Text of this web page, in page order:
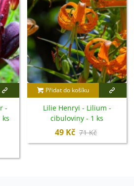
-
Přidat do košíku
Lilie Henryi - Lilium -
cibuloviny - 1 ks
49 Kč 71 Kč